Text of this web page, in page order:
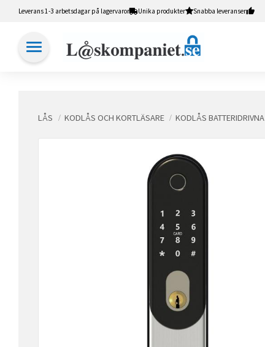
Leverans 1-3 arbetsdagar på lagervaror Unika produkter Snabba leveranser
LÅS KODLÅS OCH KORTLÄSARE KODLÅS BATTERIDRIVNA